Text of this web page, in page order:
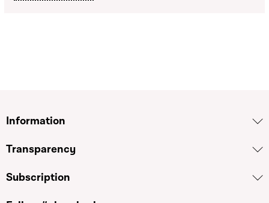
Information
Transparency
Subscription